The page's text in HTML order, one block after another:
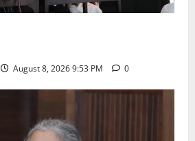
August 8, 2026 9:53 PM 0